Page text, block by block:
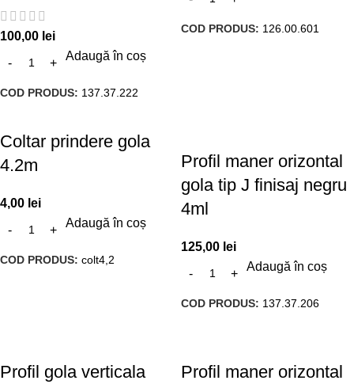
100,00 lei
Adaugă în coș
COD PRODUS: 137.37.222
COD PRODUS: 126.00.601
Coltar prindere gola
4.2m
4,00 lei
Adaugă în coș
COD PRODUS: colt4,2
Profil maner orizontal
gola tip J finisaj negru
4ml
125,00 lei
Adaugă în coș
COD PRODUS: 137.37.206
Profil gola verticala
Profil maner orizontal